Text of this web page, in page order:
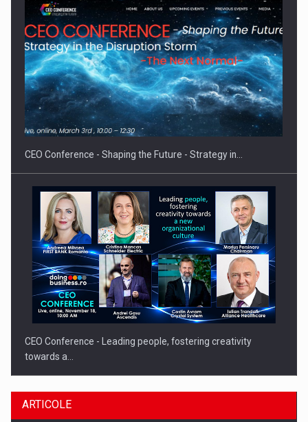
Hard Enduro Piatra Craiului 2026, fueled by benzinariile RO…
CEO Conference - Shaping the Future - Strategy in…
CEO Conference - Leading people, fostering creativity
towards a…
ARTICOLE